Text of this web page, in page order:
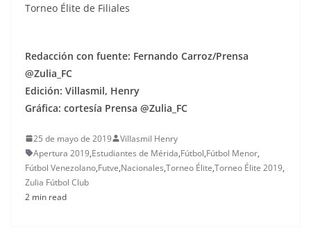
Torneo Élite de Filiales
Redacción con fuente: Fernando Carroz/Prensa
@Zulia_FC
Edición: Villasmil, Henry
Gráfica: cortesía Prensa @Zulia_FC
25 de mayo de 2019
Villasmil Henry
Apertura 2019,Estudiantes de Mérida,Fútbol,Fútbol Menor,
Fútbol Venezolano,Futve,Nacionales,Torneo Élite,Torneo Élite 2019,
Zulia Fútbol Club
2 min read